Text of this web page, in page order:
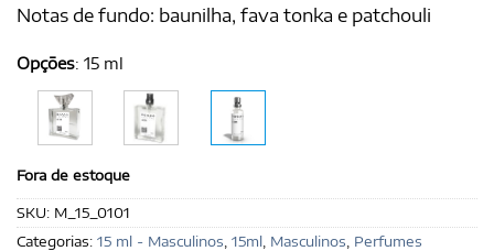
Notas de fundo: baunilha, fava tonka e patchouli
Opções: 15 ml
Fora de estoque
SKU: M_15_0101
Categorias: 15 ml - Masculinos 15ml Masculinos Perfumes